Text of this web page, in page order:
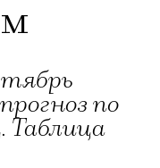
по
Таблица